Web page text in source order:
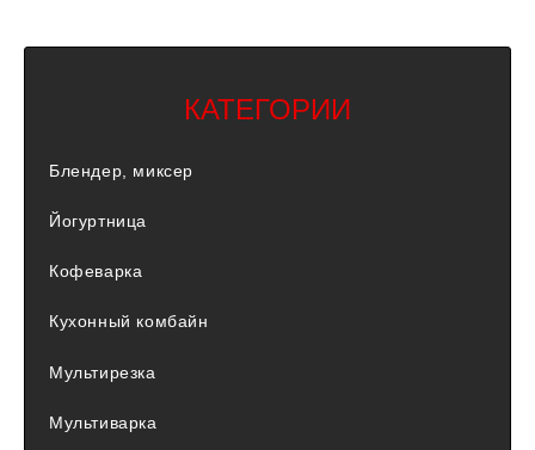
КАТЕГОРИИ
Блендер, миксер
Йогуртница
Кофеварка
Кухонный комбайн
Мультирезка
Мультиварка